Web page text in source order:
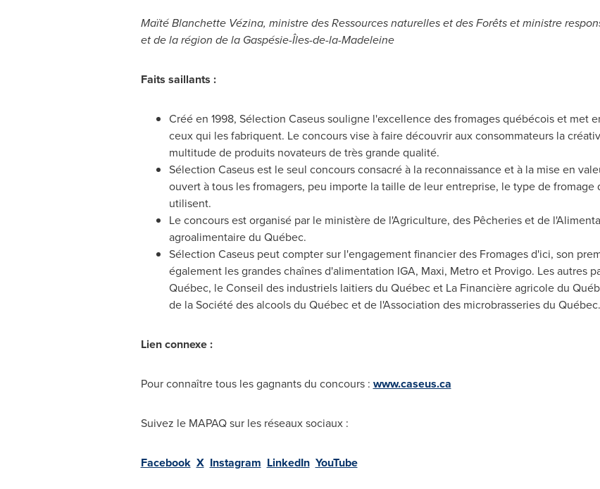
Maïté Blanchette Vézina, ministre des Ressources naturelles et des Forêts et ministre
et de la région de la Gaspésie-Îles-de-la-Madeleine
Faits saillants :
Créé en 1998, Sélection Caseus souligne l'excellence des fromages québécois et met
ceux qui les fabriquent. Le concours vise à faire découvrir aux consommateurs la
multitude de produits novateurs de très grande qualité.
Sélection Caseus est le seul concours consacré à la reconnaissance et à la mise en
ouvert à tous les fromagers, peu importe la taille de leur entreprise, le type de
utilisent.
Le concours est organisé par le ministère de l'Agriculture, des Pêcheries et de
agroalimentaire du Québec.
Sélection Caseus peut compter sur l'engagement financier des Fromages d'ici, son
également les grandes chaînes d'alimentation IGA, Maxi, Metro et Provigo. Les autres
Québec, le Conseil des industriels laitiers du Québec et La Financière agricole du
de la Société des alcools du Québec et de l'Association des microbrasseries du Québec.
Lien connexe :
Pour connaître tous les gagnants du concours : www.caseus.ca
Suivez le MAPAQ sur les réseaux sociaux :
Facebook X Instagram LinkedIn YouTube